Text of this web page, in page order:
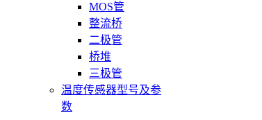
MOS管
整流桥
二极管
桥堆
三极管
温度传感器型号及参
数